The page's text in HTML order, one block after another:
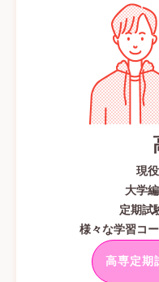
現
大学
定期試
様々な学習コ
高専定期